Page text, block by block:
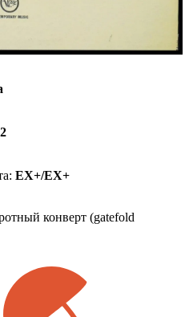
EX+/EX+
конверт (gatefold